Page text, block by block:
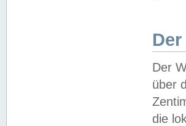
Der
über
die